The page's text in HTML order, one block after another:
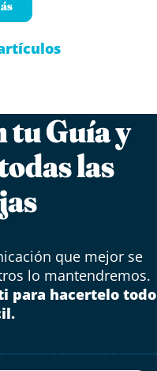
tu Guía y
las
que mejor se
lo mantendremos.
para hacertelo todo